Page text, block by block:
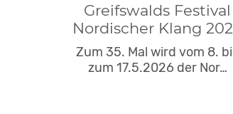
Greifswalds Festival
Nordischer Klang
Zum 35. Mal wird vom 8.
zum 17.5.2026 der Nor…